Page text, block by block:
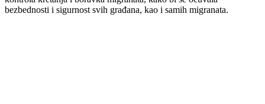
bezbednosti i sigurnost svih građana, kao i samih migranata.